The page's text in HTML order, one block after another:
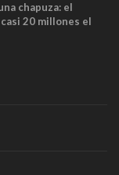
chapuza: el
20 millones el
cabían por los